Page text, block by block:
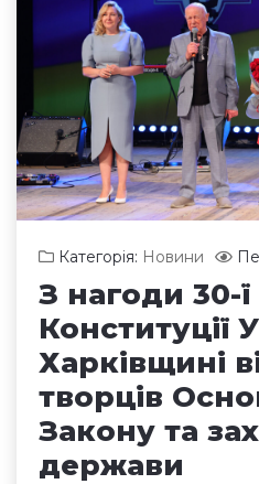
Категорія: Новини
З нагоди 30-ї
Конституції
Харківщині
творців
Закону та
держави